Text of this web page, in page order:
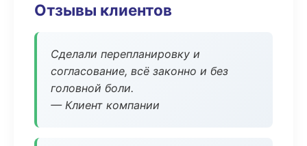
Отзывы клиентов
Сделали перепланировку и
согласование, всё законно и без
головной боли.
— Клиент компании